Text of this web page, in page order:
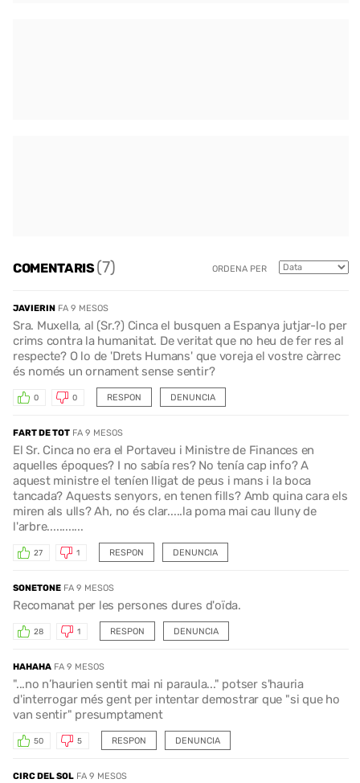
COMENTARIS(7) ORDENA PER
JAVIERIN FA 9 MESOS
Sra. Muxella, al (Sr.?) Cinca el busquen a Espanya jutjar-lo per
crims contra la humanitat. De veritat que no heu de fer res al
respecte? O lo de 'Drets Humans' que voreja el vostre càrrec
és només un ornament sense sentir?
RESPON
0 0 DENUNCIA
FART DE TOT FA 9 MESOS
El Sr. Cinca no era el Portaveu i Ministre de Finances en
aquelles époques? I no sabía res? No tenía cap info? A
aquest ministre el teníen lligat de peus i mans i la boca
tancada? Aquests senyors, en tenen fills? Amb quina cara els
miren als ulls? Ah, no és clar.....la poma mai cau lluny de
l'arbre............
RESPON
27 1 DENUNCIA
SONETONE FA 9 MESOS
Recomanat per les persones dures d'oïda.
RESPON
28 1 DENUNCIA
HAHAHA FA 9 MESOS
"...no n’haurien sentit mai ni paraula..." potser s'hauria
d'interrogar més gent per intentar demostrar que "si que ho
van sentir" presumptament
RESPON
50 5 DENUNCIA
CIRC DEL SOL FA 9 MESOS